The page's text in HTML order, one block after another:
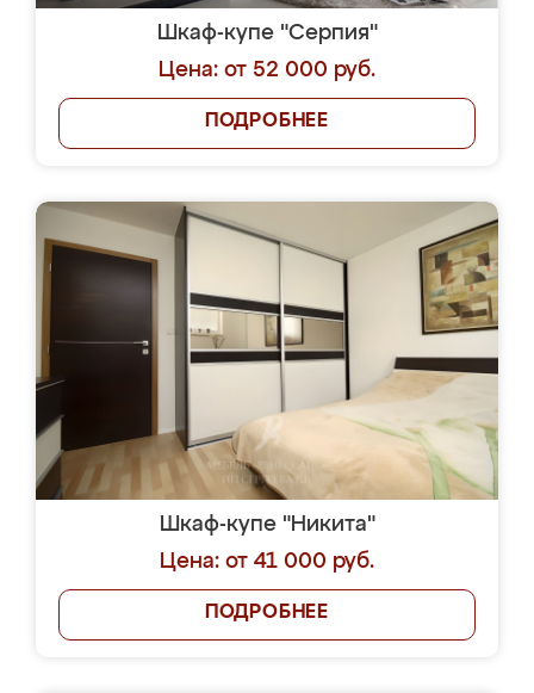
Шкаф-купе "Серпия"
Цена: от 52 000 руб.
ПОДРОБНЕЕ
Шкаф-купе "Никита"
Цена: от 41 000 руб.
ПОДРОБНЕЕ